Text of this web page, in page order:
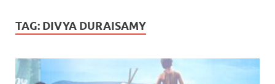
TAG: DIVYA DURAISAMY